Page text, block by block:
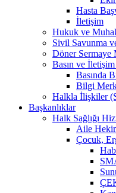
Hasta
İletişim
Hukuk ve
Sivil Savunma
Döner Sermaye
Basın ve
Basında
Bilgi
Halkla İlişkiler
Başkanlıklar
Halk Sağlığı
Aile
Çocuk,